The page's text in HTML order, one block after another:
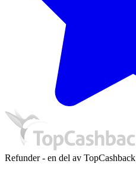
Refunder - en del av TopCashback